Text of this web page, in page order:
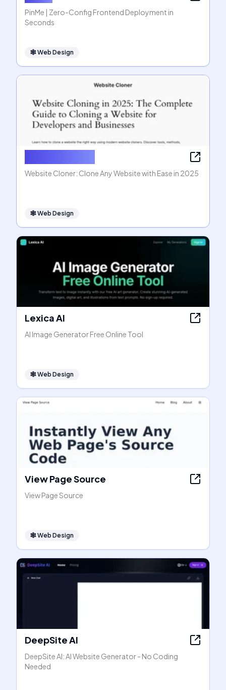
PinMe | Zero-Config Frontend Deployment in
Seconds
🕸Web Design
Website Cloner: Clone Any Website with Ease in 2025
🕸Web Design
Lexica AI
AI Image Generator Free Online Tool
🕸Web Design
View Page Source
View Page Source
🕸Web Design
DeepSite AI
DeepSite AI: AI Website Generator - No Coding
Needed